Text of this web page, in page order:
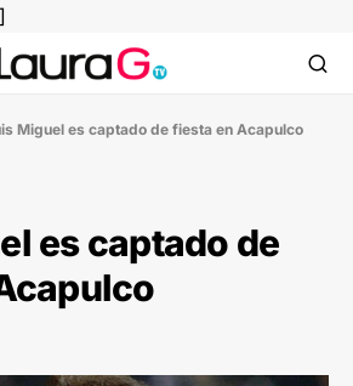
Miguel es captado de fiesta en Acapulco
es captado de